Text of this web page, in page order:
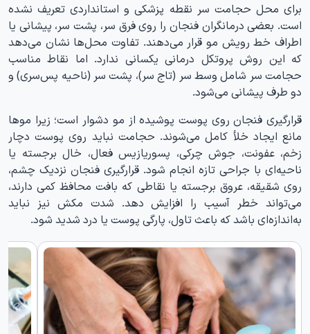
برای محل حجامت سر نقطه پزشکی و استانداردی تعریف نشده
است. بعضی درمانگران فنجان را روی فرق سر، پشت سر، پیشانی یا
اطراف خط رویش مو قرار می‌دهند. تفاوت محل‌ها نشان می‌دهد
که این روش پروتکل درمانی یکسانی ندارد. اما نقاط مناسب
حجامت سر شامل وسط سر (تاج سر)، پشت سر (ناحیه پس‌سری) و
دو طرف پیشانی می‌شود.
قرارگیری فنجان روی پوست پوشیده از مو دشوار است؛ زیرا موها
مانع ایجاد خلأ کامل می‌شوند. حجامت نباید روی پوست دچار
زخم، عفونت، جوش چرکی، پسوریازیس فعال، خال برجسته یا
ناحیه‌ای با جراحی تازه انجام شود. قرارگیری فنجان نزدیک چشم،
روی شقیقه، عروق برجسته یا نقاطی که بافت محافظ کمی دارند،
می‌تواند خطر آسیب را افزایش دهد. شدت مکش نیز نباید
به‌اندازه‌ای باشد که باعث تاول، پارگی پوست یا درد شدید شود.